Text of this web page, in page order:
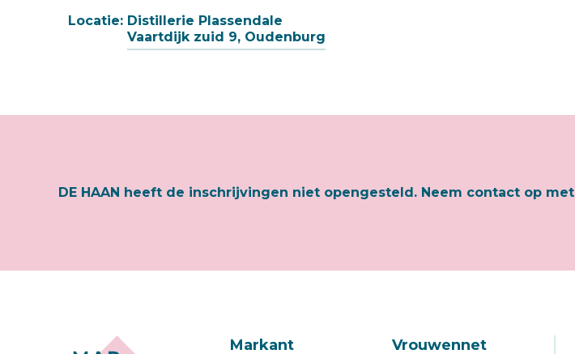
Locatie: Distillerie Plassendale
Vaartdijk zuid 9, Oudenburg
DE HAAN heeft de inschrijvingen niet opengesteld. Neem contact op met
Markant Vrouwennet